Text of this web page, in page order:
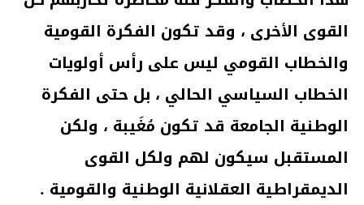
القوى الأخرى ، وقد تكون الفكرة القومية
والخطاب القومي ليس على رأس أولويات
الخطاب السياسي الحالي ، بل حتى الفكرة
الوطنية الجامعة قد تكون مُغَيبة ، ولكن
المستقبل سيكون لهم ولكل القوى
الديمقراطية العقلانية الوطنية والقومية .